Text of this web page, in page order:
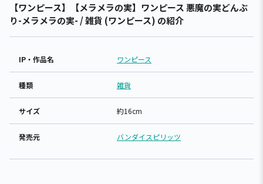
【ワンピース】【メラメラの実】ワンピース 悪魔の実どんぶ
り-メラメラの実- / 雑貨 (ワンピース) の紹介
IP・作品名 ワンピース
種類 雑貨
サイズ 約16cm
発売元 バンダイスピリッツ